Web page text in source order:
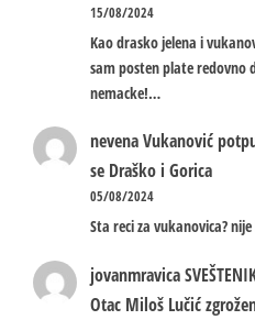
15/08/2024
Kao drasko jelena i
sam posten plate redovno
nemacke!…
nevenaVukanović
se Draško i Gorica
05/08/2024
Sta reci za vukanovica?
jovanmravica
Otac Miloš Lučić